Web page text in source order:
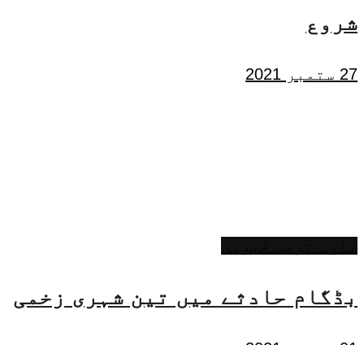
شروع
27 ستمبر 2021
بڈگام حادثے میں تین شہری زخمی